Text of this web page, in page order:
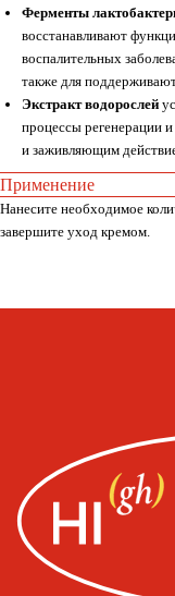
Ферменты
восстанавливают
воспалительных
также для поддерживают
Экстракт водорослей
процессы регенерации
и заживляющим
Применение
Нанесите необходимое
завершите уход кремом.
Москва, ул. Покровская,
ОГРН 320774600200027
Сайт от segoch.ru
WhatsApp